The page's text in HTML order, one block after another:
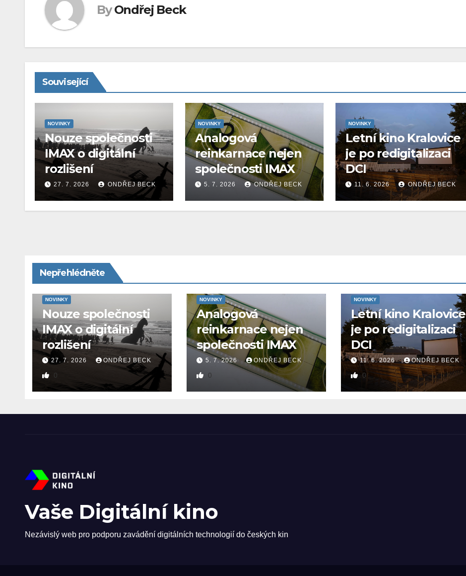
By Ondřej Beck
Související
NOVINKY
Nouze společnosti
IMAX o digitální
rozlišení
27. 7. 2026 ONDŘEJ BECK
NOVINKY
Analogová
reinkarnace nejen
společnosti IMAX
5. 7. 2026 ONDŘEJ BECK
NOVINKY
Letní kino Kralovice
je po redigitalizaci
DCI
11. 6. 2026 ONDŘEJ BECK
Nepřehlédněte
NOVINKY
Nouze společnosti
IMAX o digitální
rozlišení
27. 7. 2026 ONDŘEJ BECK
0
NOVINKY
Analogová
reinkarnace nejen
společnosti IMAX
5. 7. 2026 ONDŘEJ BECK
0
NOVINKY
Letní kino Kralovice
je po redigitalizaci
DCI
11. 6. 2026 ONDŘEJ BECK
0
Vaše Digitální kino
Nezávislý web pro podporu zavádění digitálních technologií do českých kin